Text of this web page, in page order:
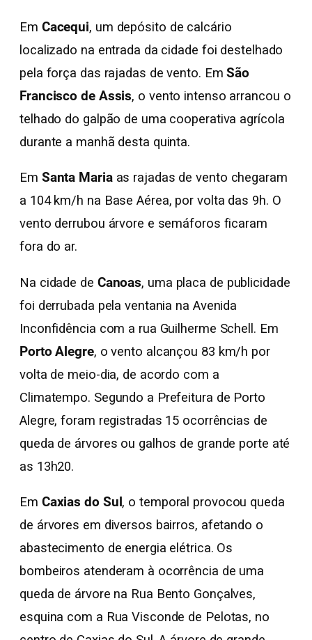
Em Cacequi, um depósito de calcário
localizado na entrada da cidade foi destelhado
pela força das rajadas de vento. EmSão
Francisco de Assis, o vento intenso arrancou o
telhado do galpão de uma cooperativa agrícola
durante a manhã desta quinta.
Em Santa Mariaas rajadas de vento chegaram
a 104 km/h na Base Aérea, por volta das 9h. O
vento derrubou árvore e semáforos ficaram
fora do ar.
Na cidade de Canoas, uma placa de publicidade
foi derrubada pela ventania na Avenida
Inconfidência com a rua Guilherme Schell. Em
Porto Alegre, o vento alcançou 83 km/h por
volta de meio-dia, de acordo com a
Climatempo. Segundo a Prefeitura de Porto
Alegre, foram registradas 15 ocorrências de
queda de árvores ou galhos de grande porte até
as 13h20.
Em Caxias do Sul , o temporal provocou queda
de árvores em diversos bairros, afetando o
abastecimento de energia elétrica. Os
bombeiros atenderam à ocorrência de uma
queda de árvore na Rua Bento Gonçalves,
esquina com a Rua Visconde de Pelotas, no